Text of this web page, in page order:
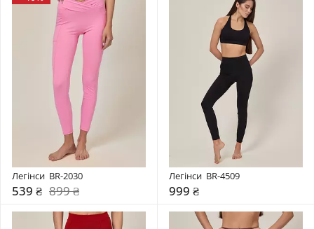
Легінси  BR-2030
539 ₴ 899 ₴
Легінси  BR-4509
999 ₴